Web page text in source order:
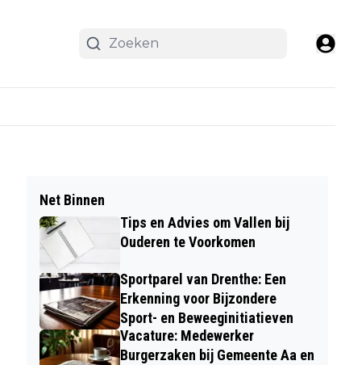
Net Binnen
Tips en Advies om Vallen bij
Ouderen te Voorkomen
Sportparel van Drenthe: Een
Erkenning voor Bijzondere
Sport- en Beweeginitiatieven
Vacature: Medewerker
Burgerzaken bij Gemeente Aa en